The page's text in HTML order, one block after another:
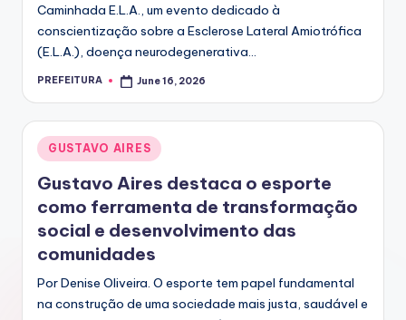
Caminhada E.L.A., um evento dedicado à
conscientização sobre a Esclerose Lateral Amiotrófica
(E.L.A.), doença neurodegenerativa…
Posted
PREFEITURA June 16, 2026
Posted
in
GUSTAVO AIRES
Gustavo Aires destaca o esporte
como ferramenta de transformação
social e desenvolvimento das
comunidades
Por Denise Oliveira. O esporte tem papel fundamental
na construção de uma sociedade mais justa, saudável e